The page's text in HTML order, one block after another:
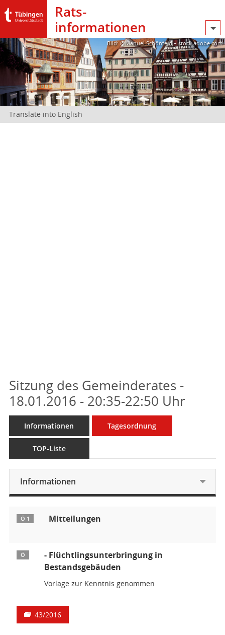
Rats­
informationen
Bild: @Manuel Schönfeld – stock.adobe.com
Translate into English
Sitzung des Gemeinderates -
18.01.2016 - 20:35-22:50 Uhr
Informationen Tagesordnung
TOP-Liste
Informationen
Ö 1 Mitteilungen
Ö
- Flüchtlingsunterbringung in
Bestandsgebäuden
Vorlage zur Kenntnis genommen
43/2016